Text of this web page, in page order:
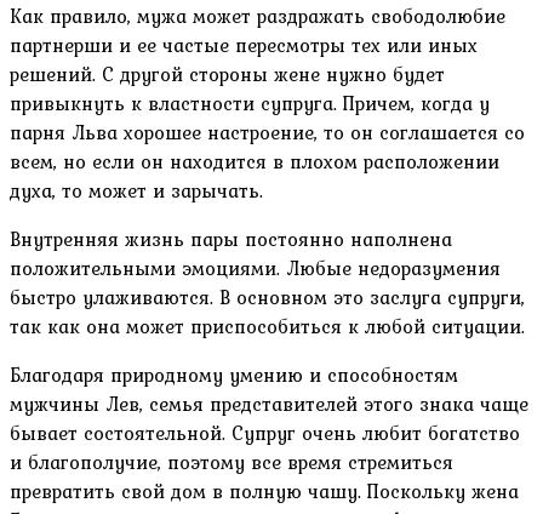
Как правило, мужа может раздражать свободолюбие
партнерши и ее частые пересмотры тех или иных
решений. С другой стороны жене нужно будет
привыкнуть к властности супруга. Причем, когда у
парня Льва хорошее настроение, то он соглашается со
всем, но если он находится в плохом расположении
духа, то может и зарычать.
Внутренняя жизнь пары постоянно наполнена
положительными эмоциями. Любые недоразумения
быстро улаживаются. В основном это заслуга супруги,
так как она может приспособиться к любой ситуации.
Благодаря природному умению и способностям
мужчины Лев, семья представителей этого знака чаще
бывает состоятельной. Супруг очень любит богатство
и благополучие, поэтому все время стремиться
превратить свой дом в полную чашу. Поскольку жена